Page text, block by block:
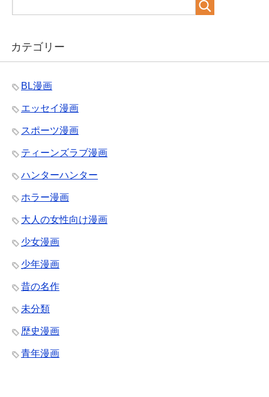
カテゴリー
BL漫画
エッセイ漫画
スポーツ漫画
ティーンズラブ漫画
ハンターハンター
ホラー漫画
大人の女性向け漫画
少女漫画
少年漫画
昔の名作
未分類
歴史漫画
青年漫画